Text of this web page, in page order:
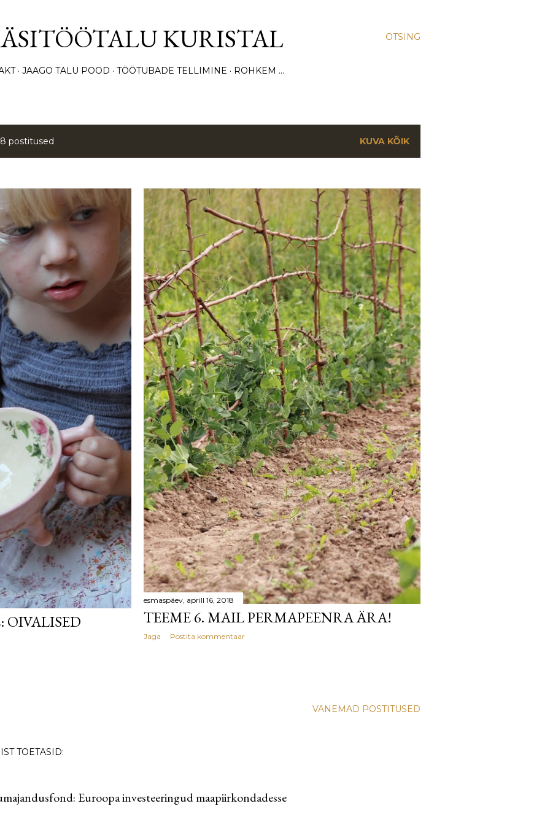
OTSING
KURISTAL
JAAGO TALU POOD TÖÖTUBADE TELLIMINE ROHKEM …
postitused KUVA KÕIK
OIVALISED
esmaspäev, aprill 16, 2018
TEEME 6. MAIL PERMAPEENRA ÄRA!
Jaga Postita kommentaar
VANEMAD POSTITUSED
TOETASID:
Euroopa investeeringud maapiirkondadesse